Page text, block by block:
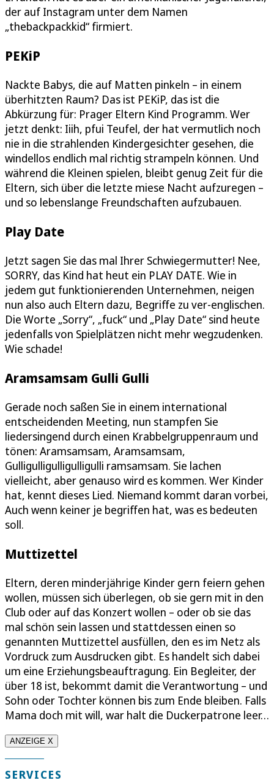
der auf Instagram unter dem Namen
„thebackpackkid“ firmiert.
PEKiP
Nackte Babys, die auf Matten pinkeln – in einem
überhitzten Raum? Das ist PEKiP, das ist die
Abkürzung für: Prager Eltern Kind Programm. Wer
jetzt denkt: Iiih, pfui Teufel, der hat vermutlich noch
nie in die strahlenden Kindergesichter gesehen, die
windellos endlich mal richtig strampeln können. Und
während die Kleinen spielen, bleibt genug Zeit für die
Eltern, sich über die letzte miese Nacht aufzuregen –
und so lebenslange Freundschaften aufzubauen.
Play Date
Jetzt sagen Sie das mal Ihrer Schwiegermutter! Nee,
SORRY, das Kind hat heut ein PLAY DATE. Wie in
jedem gut funktionierenden Unternehmen, neigen
nun also auch Eltern dazu, Begriffe zu ver-englischen.
Die Worte „Sorry“, „fuck“ und „Play Date“ sind heute
jedenfalls von Spielplätzen nicht mehr wegzudenken.
Wie schade!
Aramsamsam Gulli Gulli
Gerade noch saßen Sie in einem international
entscheidenden Meeting, nun stampfen Sie
liedersingend durch einen Krabbelgruppenraum und
tönen: Aramsamsam, Aramsamsam,
Gulligulligulligulligulli ramsamsam. Sie lachen
vielleicht, aber genauso wird es kommen. Wer Kinder
hat, kennt dieses Lied. Niemand kommt daran vorbei,
Auch wenn keiner je begriffen hat, was es bedeuten
soll.
Muttizettel
Eltern, deren minderjährige Kinder gern feiern gehen
wollen, müssen sich überlegen, ob sie gern mit in den
Club oder auf das Konzert wollen – oder ob sie das
mal schön sein lassen und stattdessen einen so
genannten Muttizettel ausfüllen, den es im Netz als
Vordruck zum Ausdrucken gibt. Es handelt sich dabei
um eine Erziehungsbeauftragung. Ein Begleiter, der
über 18 ist, bekommt damit die Verantwortung – und
Sohn oder Tochter können bis zum Ende bleiben. Falls
Mama doch mit will, war halt die Duckerpatrone leer…
ANZEIGE X
SERVICES